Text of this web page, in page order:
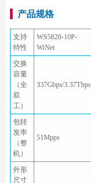
产品规格
支持
特性
WS5820-10P-
WiNet
交换
容量
（全
双
工）
337Gbps/3.37Tbps
包转
发率
（整
机）
51Mpps
外形
尺寸